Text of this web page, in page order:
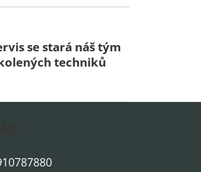
se stará náš tým
techniků